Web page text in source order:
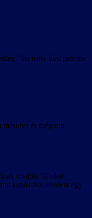
beszerzését javasoljuk.
“the early bird gets the
és mégsem
további fájlokat
kimásolsz mindent egy